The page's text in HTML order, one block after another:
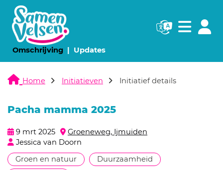
Omschrijving(huidige pagina)
Updates(huidige pagina)
Navigatie
Home Initiatieven Initiatief details
Pacha mamma 2025
9 mrt 2025
Groeneweg, Ijmuiden
Jessica van Doorn
Groen en natuur
Duurzaamheid